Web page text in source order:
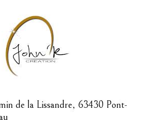
de la Lissandre, 63430 Pont-